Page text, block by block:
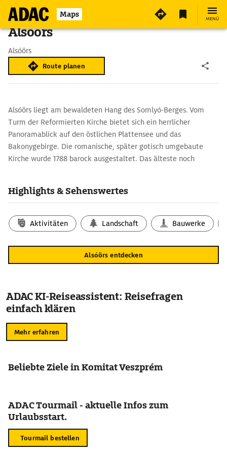
Maps MENÜ
Alsóörs
Alsóörs
Route planen
Alsóörs liegt am bewaldeten Hang des Somlyó-Berges. Vom
Turm der Reformierten Kirche bietet sich ein herrlicher
Panoramablick auf den östlichen Plattensee und das
Bakonygebirge. Die romanische, später gotisch umgebaute
Kirche wurde 1788 barock ausgestaltet. Das älteste noch
turbanartig geformten Schornstein.
Highlights & Sehenswertes
Aktivitäten Landschaft Bauwerke
Alsóörs entdecken
ADAC KI-Reiseassistent: Reisefragen
einfach klären
Mehr erfahren
Beliebte Ziele in Komitat Veszprém
ADAC Tourmail - aktuelle Infos zum
Urlaubsstart.
Tourmail bestellen